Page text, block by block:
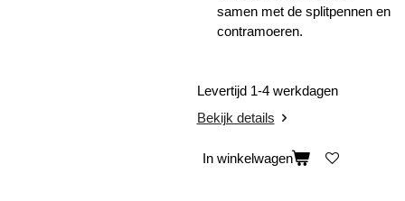
samen met de splitpennen en
contramoeren.
Levertijd 1-4 werkdagen
Bekijk details
In winkelwagen